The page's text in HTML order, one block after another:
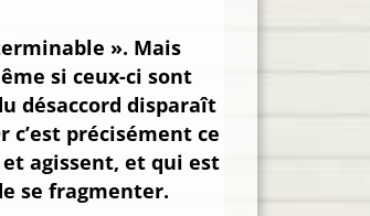
». Mais
si ceux-ci sont
désaccord disparaît
précisément ce
agissent, et qui est
se fragmenter.